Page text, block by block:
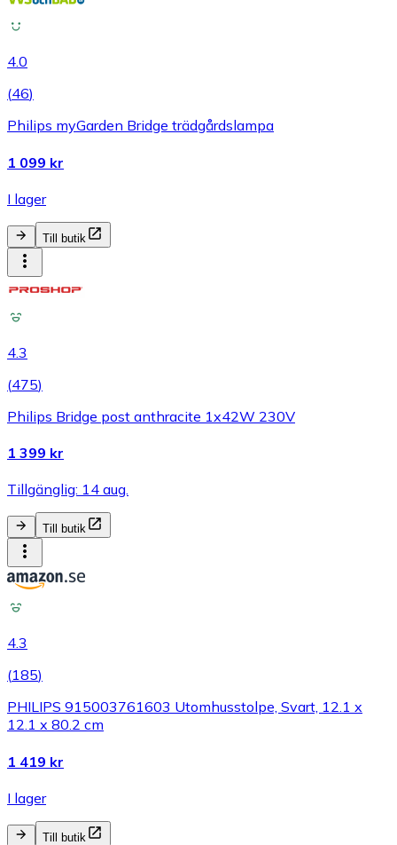
4.0
(46)
Philips myGarden Bridge trädgårdslampa
1 099 kr
I lager
Till butik
4.3
(475)
Philips Bridge post anthracite 1x42W 230V
1 399 kr
Tillgänglig: 14 aug.
Till butik
4.3
(185)
PHILIPS 915003761603 Utomhusstolpe, Svart, 12.1 x
12.1 x 80.2 cm
1 419 kr
I lager
Till butik